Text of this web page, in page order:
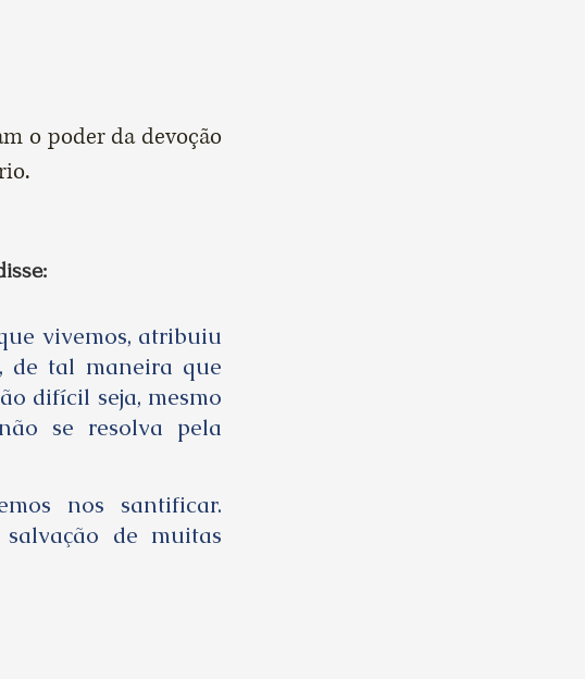
o poder da devoção
vivemos, atribuiu
de tal maneira que
difícil seja, mesmo
se resolva pela
nos santificar.
de muitas